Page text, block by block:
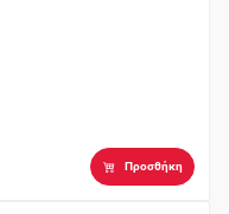
Προσθήκη